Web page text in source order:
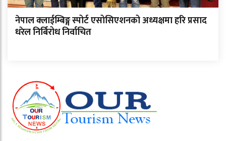
नेपाल क्लाईम्बिङ्ग स्पोर्ट एसोसिएशनको अध्यक्षमा हरि प्रसाद
धरेल निर्बिरोध निर्वाचित